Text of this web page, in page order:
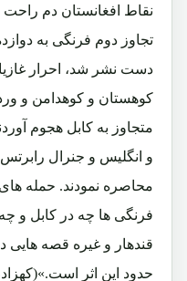
نقاط افغانستان دم راحت
تجاوز دوم فرنگی به
دست نشر شد، احرار
کوهستان و کوهدامن و
متجاوز به کابل هجوم
و انگلیس و جنرال رابرتس
محاصره نمودند. حمله
فرنگی ها چه در کابل و
قندهار و غیره قصه هایی
حدود این اثر است.»